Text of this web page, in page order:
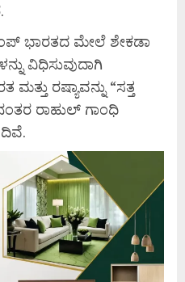
ಭಾರತದ ಮೇಲೆ ಶೇಕಡಾ
ವಿಧಿಸುವುದಾಗಿ
ರಷ್ಯಾವನ್ನು “ಸತ್ತ
ರಾಹುಲ್ ಗಾಂಧಿ